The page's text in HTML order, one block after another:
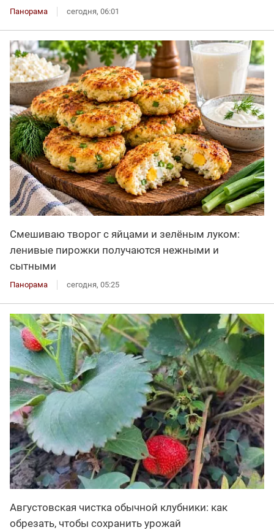
Панорама сегодня, 06:01
Смешиваю творог с яйцами и зелёным луком:
ленивые пирожки получаются нежными и
сытными
Панорама сегодня, 05:25
Августовская чистка обычной клубники: как
обрезать, чтобы сохранить урожай